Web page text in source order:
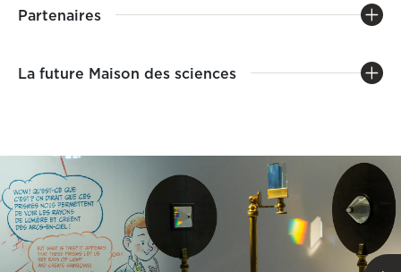
Partenaires
La future Maison des sciences